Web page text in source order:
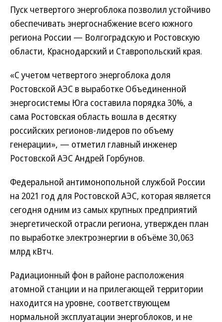
Пуск четвертого энергоблока позволил устойчиво
обеспечивать энергоснабжение всего южного
региона России — Волгоградскую и Ростовскую
области, Краснодарский и Ставропольский края.
«С учетом четвертого энергоблока доля
Ростовской АЭС в выработке Объединенной
энергосистемы Юга составила порядка 30%, а
сама Ростовская область вошла в десятку
российских регионов-лидеров по объему
генерации», — отметил главный инженер
Ростовской АЭС Андрей Горбунов.
Федеральной антимонопольной службой России
на 2021 год для Ростовской АЭС, которая является
сегодня одним из самых крупных предприятий
энергетической отрасли региона, утвержден план
по выработке электроэнергии в объёме 30,063
млрд кВтч.
Радиационный фон в районе расположения
атомной станции и на прилегающей территории
находится на уровне, соответствующем
нормальной эксплуатации энергоблоков, и не